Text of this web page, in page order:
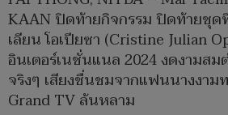
KAAN ปิดท้ายกิจกรรม ปิดท้ายชุด
เลียน โอเปียซา (Cristine Julian
อินเตอร์เนชั่นแนล 2024 งดงามส
จริงๆ เสียงชื่นชมจากแฟนนางงาม
Grand TV ล้นหลาม